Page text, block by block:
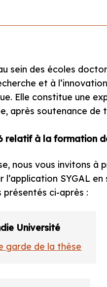
sein des écoles
et à
Elle constitue une
après soutenance de
relatif à la formation
nous vous invitons à
SYGAL en
ci-après :
Université
garde de la thèse